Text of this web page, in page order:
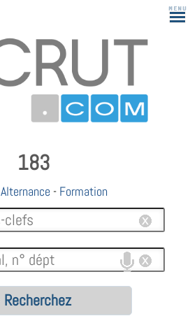
183
Alternance - Formation
Recherchez